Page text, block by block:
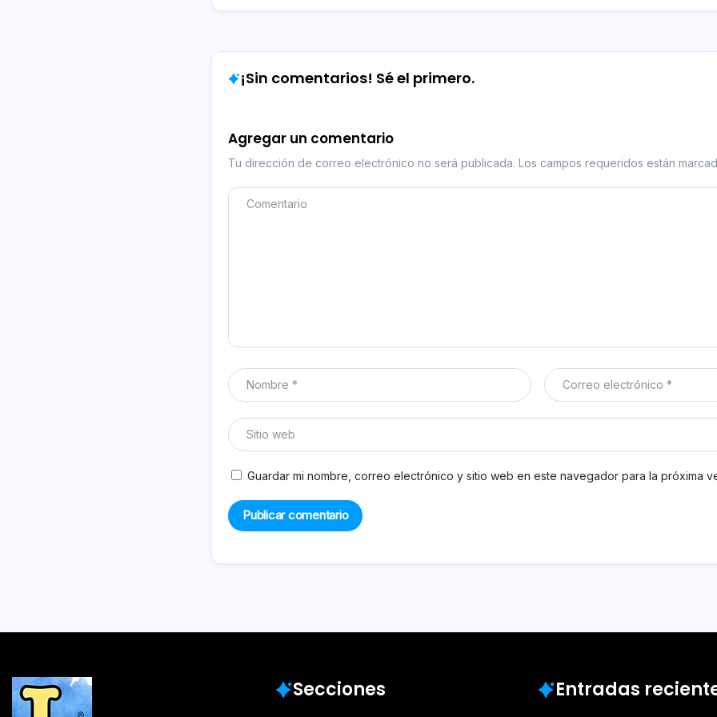
¡Sin comentarios! Sé el primero.
Agregar un comentario
Tu dirección de correo electrónico no será publicada. Los campos requeridos están
Guardar mi nombre, correo electrónico y sitio web en este navegador para la próxima
Secciones Entradas